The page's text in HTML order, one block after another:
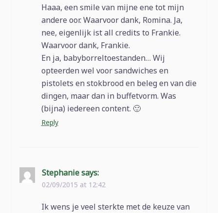
Haaa, een smile van mijne ene tot mijn
andere oor. Waarvoor dank, Romina. Ja,
nee, eigenlijk ist all credits to Frankie.
Waarvoor dank, Frankie.
En ja, babyborreltoestanden… Wij
opteerden wel voor sandwiches en
pistolets en stokbrood en beleg en van die
dingen, maar dan in buffetvorm. Was
(bijna) iedereen content. 🙂
Reply
Stephanie says:
02/09/2015 at 12:42
Ik wens je veel sterkte met de keuze van